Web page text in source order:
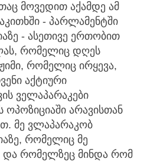
მოვედით აქამდე ამ
- პარლამენტში
- ასეთივე ერთობით
რომელიც დღეს
რომელიც ირყევა,
აქტიური
ველაპარაკები
არავისთან
მე ვლაპარაკობ
რომელიც მე
და რომელზეც მინდა რომ